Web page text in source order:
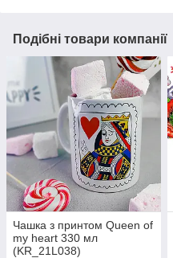
Подібні товари компанії
Чашка з принтом Queen of
my heart 330 мл
(KR_21L038)